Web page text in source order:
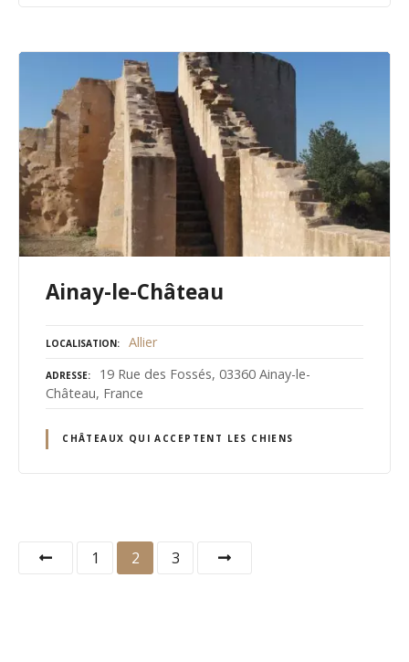
Ainay-le-Château
LOCALISATION Allier
ADRESSE
19 Rue des Fossés, 03360 Ainay-le-
Château, France
CHÂTEAUX QUI ACCEPTENT LES CHIENS
1 2 3